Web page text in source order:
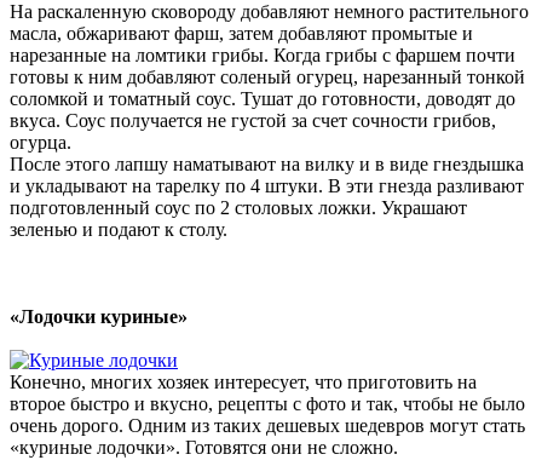
На раскаленную сковороду добавляют немного растительного
масла, обжаривают фарш, затем добавляют промытые и
нарезанные на ломтики грибы. Когда грибы с фаршем почти
готовы к ним добавляют соленый огурец, нарезанный тонкой
соломкой и томатный соус. Тушат до готовности, доводят до
вкуса. Соус получается не густой за счет сочности грибов,
огурца.
После этого лапшу наматывают на вилку и в виде гнездышка
и укладывают на тарелку по 4 штуки. В эти гнезда разливают
подготовленный соус по 2 столовых ложки. Украшают
зеленью и подают к столу.
«Лодочки куриные»
Конечно, многих хозяек интересует, что приготовить на
второе быстро и вкусно, рецепты с фото и так, чтобы не было
очень дорого. Одним из таких дешевых шедевров могут стать
«куриные лодочки». Готовятся они не сложно.